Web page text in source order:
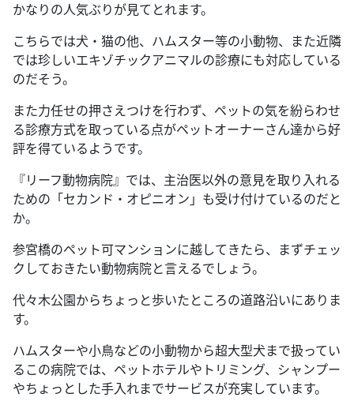
かなりの人気ぶりが見てとれます。
こちらでは犬・猫の他、ハムスター等の小動物、また近隣
では珍しいエキゾチックアニマルの診療にも対応している
のだそう。
また力任せの押さえつけを行わず、ペットの気を紛らわせ
る診療方式を取っている点がペットオーナーさん達から好
評を得ているようです。
『リーフ動物病院』では、主治医以外の意見を取り入れる
ための「セカンド・オピニオン」も受け付けているのだと
か。
参宮橋のペット可マンションに越してきたら、まずチェッ
クしておきたい動物病院と言えるでしょう。
代々木公園からちょっと歩いたところの道路沿いにありま
す。
ハムスターや小鳥などの小動物から超大型犬まで扱ってい
るこの病院では、ペットホテルやトリミング、シャンプー
やちょっとした手入れまでサービスが充実しています。